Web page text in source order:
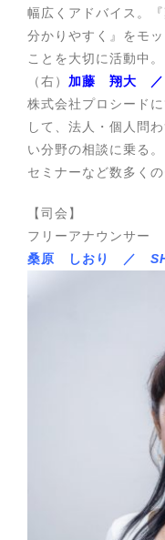
幅広くアドバイス。
分かりやすく』をモ
ことを大切に活動中。
（右） 加藤 翔大
株式会社プロシード
して、法人・個人問
い分野の相談に乗る
セミナーなど数多く
【司会】
フリーアナウンサー
桑原 しおり ／